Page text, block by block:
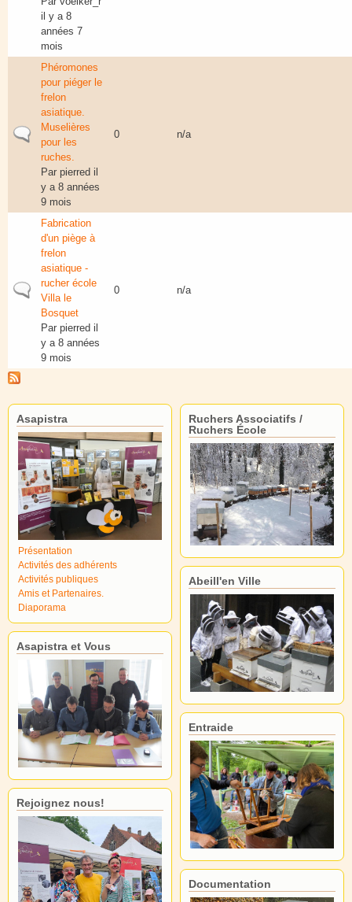
il y a 8
années 7
mois
Sujet normal
Phéromones
pour piéger le
frelon
asiatique.
Muselières
pour les
ruches.
Par pierred il
y a 8 années
9 mois
0 n/a
Sujet normal
Fabrication
d'un piège à
frelon
asiatique -
rucher école
Villa le
Bosquet
Par pierred il
y a 8 années
9 mois
0 n/a
Asapistra
Présentation
Activités des adhérents
Activités publiques
Amis et Partenaires.
Diaporama
Asapistra et Vous
Rejoignez nous!
Ruchers Associatifs /
Ruchers École
Abeill'en Ville
Entraide
Documentation